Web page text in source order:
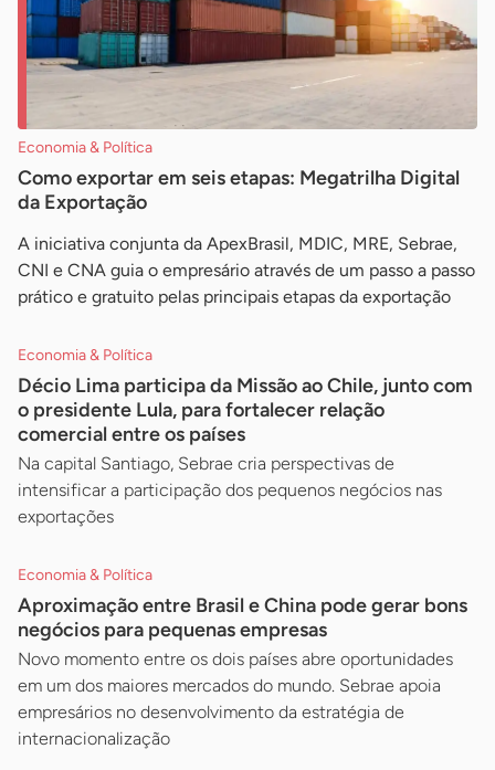
Economia & Política
Como exportar em seis etapas: Megatrilha Digital
da Exportação
A iniciativa conjunta da ApexBrasil, MDIC, MRE, Sebrae,
CNI e CNA guia o empresário através de um passo a passo
prático e gratuito pelas principais etapas da exportação
Economia & Política
Décio Lima participa da Missão ao Chile, junto com
o presidente Lula, para fortalecer relação
comercial entre os países
Na capital Santiago, Sebrae cria perspectivas de
intensificar a participação dos pequenos negócios nas
exportações
Economia & Política
Aproximação entre Brasil e China pode gerar bons
negócios para pequenas empresas
Novo momento entre os dois países abre oportunidades
em um dos maiores mercados do mundo. Sebrae apoia
empresários no desenvolvimento da estratégia de
internacionalização